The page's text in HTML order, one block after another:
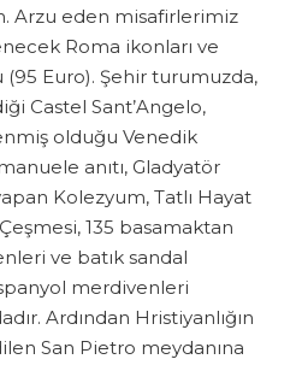
Arzu eden misafirlerimiz
Roma ikonları ve
(95 Euro). Şehir turumuzda,
Castel Sant’Angelo,
olduğu Venedik
anıtı, Gladyatör
Kolezyum, Tatlı Hayat
135 basamaktan
ve batık sandal
merdivenleri
Ardından Hristiyanlığın
San Pietro meydanına